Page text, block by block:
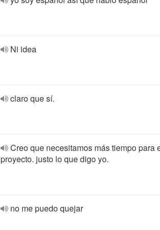
Ni idea
claro que sí.
Creo que necesitamos más tiempo para
proyecto. justo lo que digo yo.
no me puedo quejar